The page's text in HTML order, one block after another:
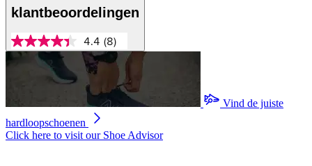
klantbeoordelingen
4.4
van
scorewaarde.
8
Reviews.
4.4 (8)
Vind de juiste
hardloopschoenen
Click here to visit our Shoe Advisor